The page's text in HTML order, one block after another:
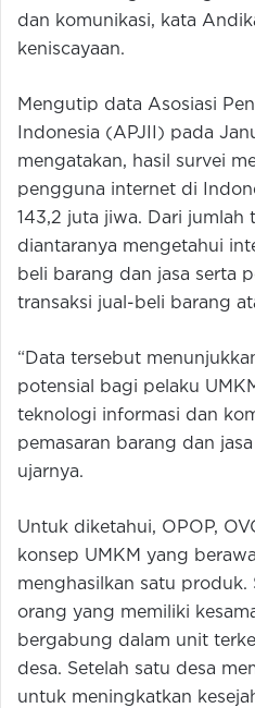
dan komunikasi, kata
keniscayaan.
Mengutip data Asosiasi
Indonesia (APJII) pada
mengatakan, hasil survei
pengguna internet di
143,2 juta jiwa. Dari
diantaranya mengetahui
beli barang dan jasa serta
transaksi jual-beli barang
“Data tersebut
potensial bagi pelaku
teknologi informasi dan
pemasaran barang dan
ujarnya.
Untuk diketahui, OPOP,
konsep UMKM yang
menghasilkan satu produk.
orang yang memiliki
bergabung dalam unit
desa. Setelah satu desa
untuk meningkatkan